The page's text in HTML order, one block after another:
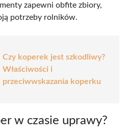
zapewni obfite zbiory,
potrzeby rolników.
Czy koperek jest szkodliwy?
Właściwości i
przeciwwskazania koperku
w czasie uprawy?